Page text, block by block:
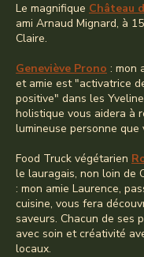
Le magnifique Château
ami Arnaud Mignard, à
Claire.
Geneviève Prono : mon
et amie est "activatrice
positive" dans les
holistique vous aidera à
lumineuse personne que
Food Truck végétarien
le lauragais, non loin de
: mon amie Laurence,
cuisine, vous fera
saveurs. Chacun de ses
avec soin et créativité
locaux.